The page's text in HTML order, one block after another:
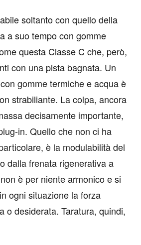
soltanto con quello della
a suo tempo con gomme
questa Classe C che, però,
con una pista bagnata. Un
gomme termiche e acqua è
strabiliante. La colpa, ancora
decisamente importante,
in. Quello che non ci ha
è la modulabilità del
dalla frenata rigenerativa a
è per niente armonico e si
ogni situazione la forza
o desiderata. Taratura, quindi,